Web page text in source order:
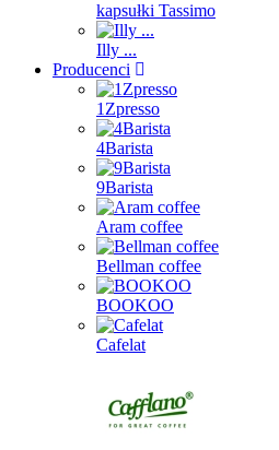
kapsułki Tassimo
Illy ...
Producenci
1Zpresso
4Barista
9Barista
Aram coffee
Bellman coffee
BOOKOO
Cafelat